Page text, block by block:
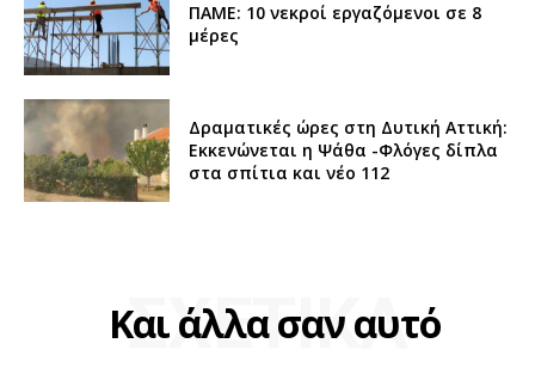
ΠΑΜΕ: 10 νεκροί εργαζόμενοι σε 8
μέρες
Δραματικές ώρες στη Δυτική Αττική:
Εκκενώνεται η Ψάθα -Φλόγες δίπλα
στα σπίτια και νέο 112
Και άλλα σαν αυτό
ΣΧΕΤΙΚΑ